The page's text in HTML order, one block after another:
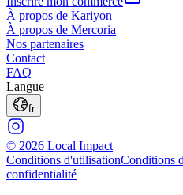
À propos de Kariyon
À propos de Mercoria
Nos partenaires
Contact
FAQ
Langue
fr
© 2026 Local Impact
Conditions d'utilisationConditions
confidentialité